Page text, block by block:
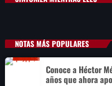
NOTAS MÁS POPULARES
Conoce a Héctor
años que ahora